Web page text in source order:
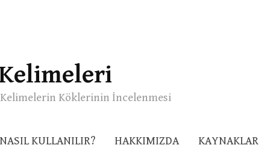
Kelimelerin Köklerinin İncelenmesi
NASIL KULLANILIR? HAKKIMIZDA KAYNAKLAR